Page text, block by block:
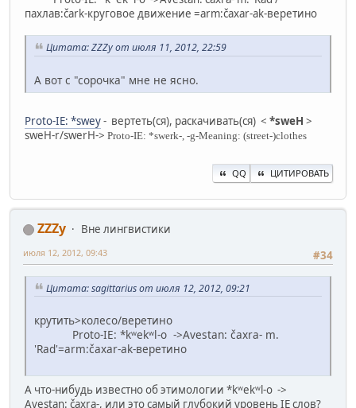
пахлав:čark-круговое движение =arm:čaxar-ak-веретино
Цитата: ZZZy от июля 11, 2012, 22:59
А вот с "сорочка" мне не ясно.
Proto-IE: *swey- вертеть(ся), раскачивать(ся) < *sweH >
sweH-r/swerH-> Proto-IE: *swerk-, -g-Meaning: (street-)clothes
QQ ЦИТИРОВАТЬ
ZZZy
Вне лингвистики
#34
июля 12, 2012, 09:43
Цитата: sagittarius от июля 12, 2012, 09:21
крутить>колесо/веретино
Proto-IE: *kʷekʷl-o ->Avestan: čaxra- m.
'Rad'=arm:čaxar-ak-веретино
А что-нибудь известно об этимологии *kʷekʷl-o ->
Avestan: čaxra-, или это самый глубокий уровень IE слов?